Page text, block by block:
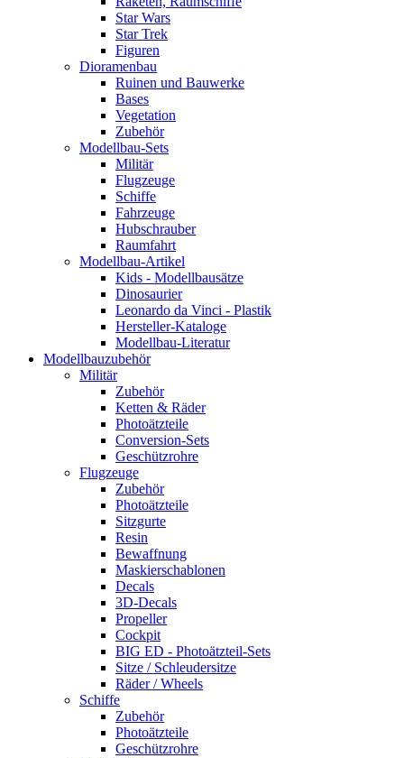
Star Wars
Star Trek
Figuren
Dioramenbau
Ruinen und Bauwerke
Bases
Vegetation
Zubehör
Modellbau-Sets
Militär
Flugzeuge
Schiffe
Fahrzeuge
Hubschrauber
Raumfahrt
Modellbau-Artikel
Kids - Modellbausätze
Dinosaurier
Leonardo da Vinci - Plastik
Hersteller-Kataloge
Modellbau-Literatur
Modellbauzubehör
Militär
Zubehör
Ketten & Räder
Photoätzteile
Conversion-Sets
Geschützrohre
Flugzeuge
Zubehör
Photoätzteile
Sitzgurte
Resin
Bewaffnung
Maskierschablonen
Decals
3D-Decals
Propeller
Cockpit
BIG ED - Photoätzteil-Sets
Sitze / Schleudersitze
Räder / Wheels
Schiffe
Zubehör
Photoätzteile
Geschützrohre